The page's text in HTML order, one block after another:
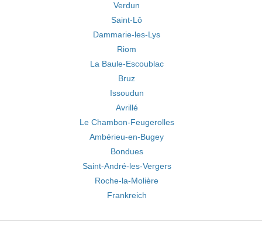
Verdun
Saint-Lô
Dammarie-les-Lys
Riom
La Baule-Escoublac
Bruz
Issoudun
Avrillé
Le Chambon-Feugerolles
Ambérieu-en-Bugey
Bondues
Saint-André-les-Vergers
Roche-la-Molière
Frankreich